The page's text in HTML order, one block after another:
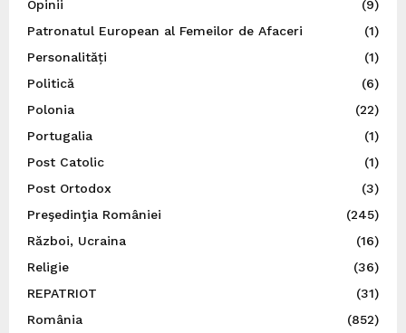
Opinii
(9)
Patronatul European al Femeilor de Afaceri
(1)
Personalități
(1)
Politică
(6)
Polonia
(22)
Portugalia
(1)
Post Catolic
(1)
Post Ortodox
(3)
Preşedinţia României
(245)
Război, Ucraina
(16)
Religie
(36)
REPATRIOT
(31)
România
(852)